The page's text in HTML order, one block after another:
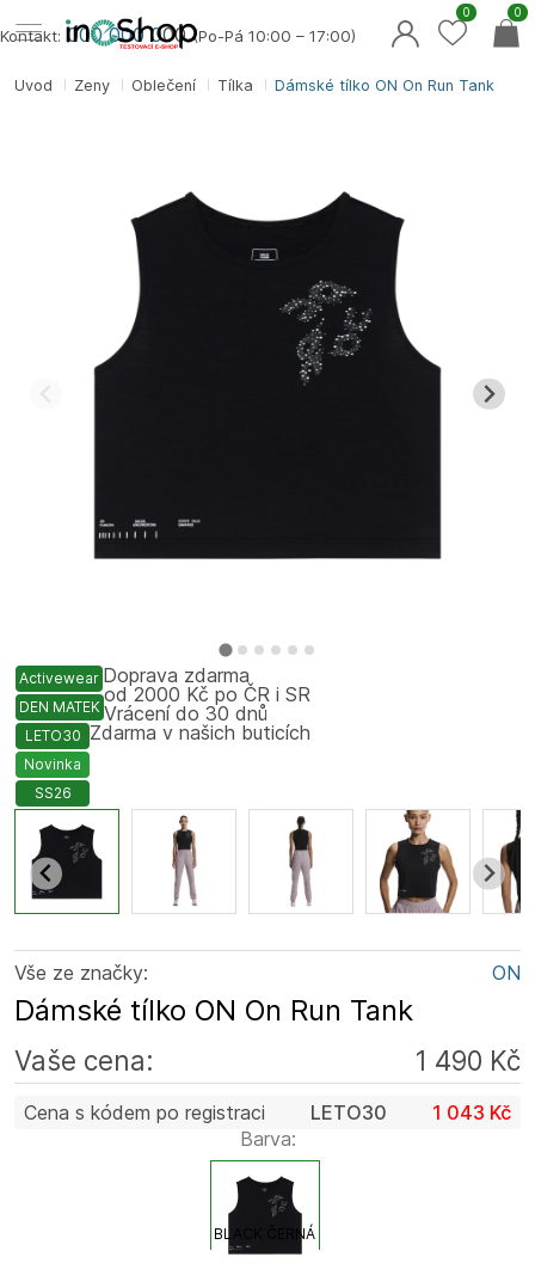
Úvod Ženy Oblečení Tílka Dámské tílko ON On Run Tank
Activewear
DEN MATEK
LETO30
Novinka
SS26
Vše ze značky: ON
Dámské tílko ON On Run Tank
Vaše cena: 1 490 Kč
Cena s kódem po registraci LETO30
1 043 Kč
Barva:
BLACK ČERNÁ
Doprava zdarma
od 2000 Kč po ČR i SR
Vrácení do 30 dnů
Zdarma v našich buticích
Kontakt: 000 000 000(Po-Pá 10:00 – 17:00)
0
0